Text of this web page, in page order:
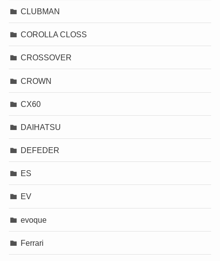
CLUBMAN
COROLLA CLOSS
CROSSOVER
CROWN
CX60
DAIHATSU
DEFEDER
ES
EV
evoque
Ferrari